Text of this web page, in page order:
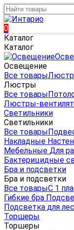
0
Каталог
Каталог
Освещение
Все товары
Люстры
Все товары
Люстры-
Светильники
Светильники
Все товары
Накладные
Мебельные Для
Бактерицидные
Бра и подсветки
Бра и подсветки
Все товарыС 1
Гибкие бра
Подсветка для
Торшеры
Торшеры